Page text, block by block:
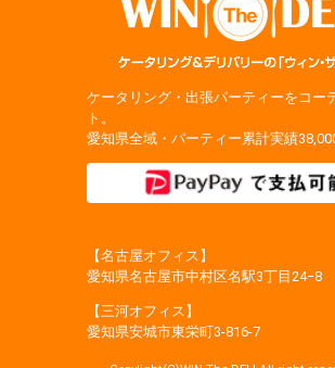
ケータリング・出張パーティーをコー
ト。
愛知県全域・パーティー累計実績
【名古屋オフィス】
愛知県名古屋市中村区名駅3丁目24−8
【三河オフィス】
愛知県安城市東栄町3‐816‐7